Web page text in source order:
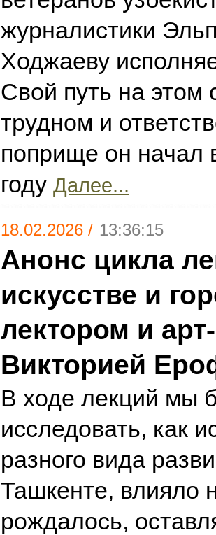
журналистики
Ходжаеву
Свой путь на этом
трудном и
поприще он начал
году Далее...
18.02.2026 / 13:36:15
Анонс цикла
искусстве и
лектором и
Викторией
В ходе лекций мы
исследовать, как
разного вида
Ташкенте, влияло
рождалось,